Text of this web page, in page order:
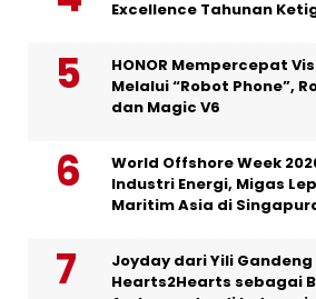
Excellence Tahunan
HONOR Mempercepat
Melalui “Robot Phone”,
dan Magic V6
World Offshore Week
Industri Energi, Migas
Maritim Asia di
Joyday dari Yili
Hearts2Hearts sebagai